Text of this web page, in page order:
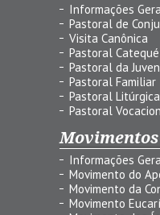
Informações
Pastoral de
Visita Canônica
Pastoral
Pastoral da
Pastoral Familiar
Pastoral Litúrgica
Pastoral
Movimentos
Informações
Movimento do
Movimento da
Movimento